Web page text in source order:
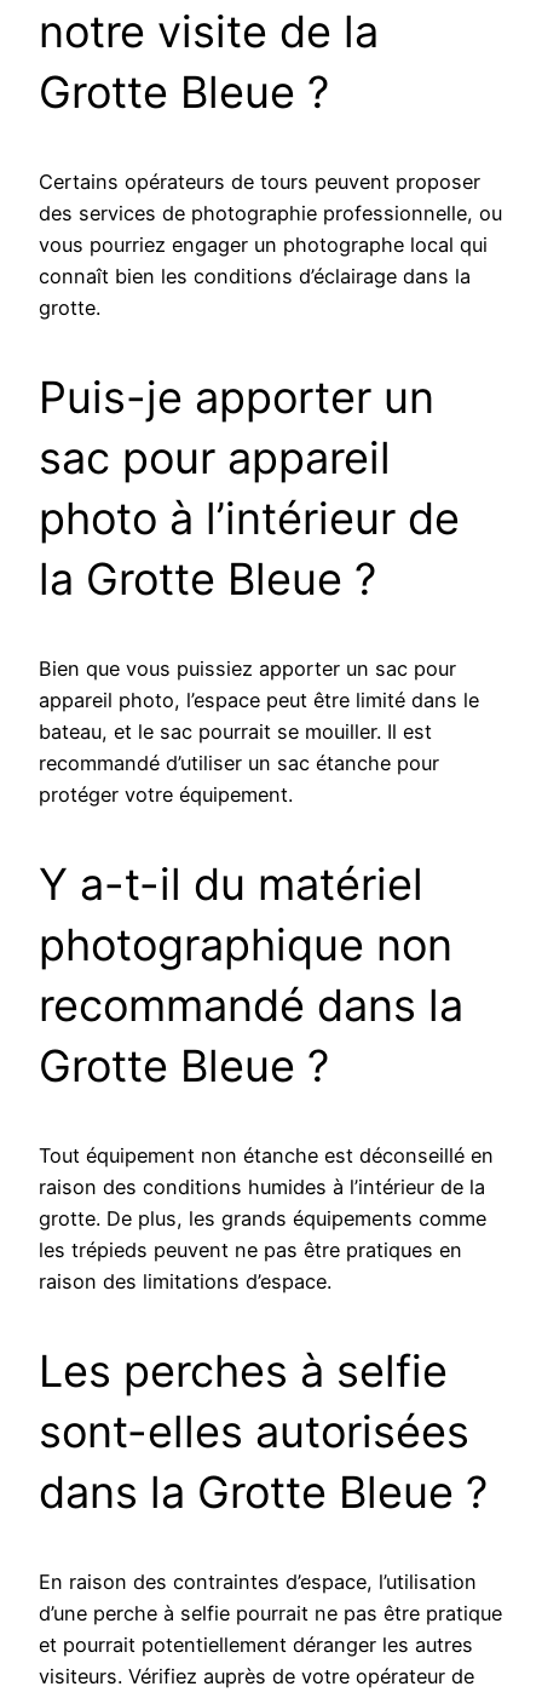
notre visite de la
Grotte Bleue ?
Certains opérateurs de tours peuvent proposer
des services de photographie professionnelle, ou
vous pourriez engager un photographe local qui
connaît bien les conditions d’éclairage dans la
grotte.
Puis-je apporter un
sac pour appareil
photo à l’intérieur de
la Grotte Bleue ?
Bien que vous puissiez apporter un sac pour
appareil photo, l’espace peut être limité dans le
bateau, et le sac pourrait se mouiller. Il est
recommandé d’utiliser un sac étanche pour
protéger votre équipement.
Y a-t-il du matériel
photographique non
recommandé dans la
Grotte Bleue ?
Tout équipement non étanche est déconseillé en
raison des conditions humides à l’intérieur de la
grotte. De plus, les grands équipements comme
les trépieds peuvent ne pas être pratiques en
raison des limitations d’espace.
Les perches à selfie
sont-elles autorisées
dans la Grotte Bleue ?
En raison des contraintes d’espace, l’utilisation
d’une perche à selfie pourrait ne pas être pratique
et pourrait potentiellement déranger les autres
visiteurs. Vérifiez auprès de votre opérateur de